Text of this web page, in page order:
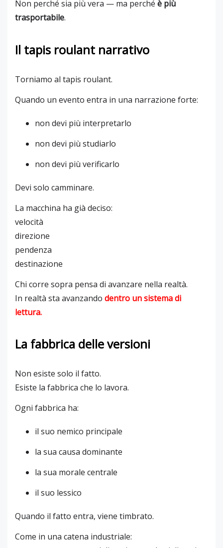
Non perché sia più vera — ma perché è più
trasportabile.
Il tapis roulant narrativo
Torniamo al tapis roulant.
Quando un evento entra in una narrazione forte:
non devi più interpretarlo
non devi più studiarlo
non devi più verificarlo
Devi solo camminare.
La macchina ha già deciso:
velocità
direzione
pendenza
destinazione
Chi corre sopra pensa di avanzare nella realtà.
In realtà sta avanzando dentro un sistema di
lettura.
La fabbrica delle versioni
Non esiste solo il fatto.
Esiste la fabbrica che lo lavora.
Ogni fabbrica ha:
il suo nemico principale
la sua causa dominante
la sua morale centrale
il suo lessico
Quando il fatto entra, viene timbrato.
Come in una catena industriale: